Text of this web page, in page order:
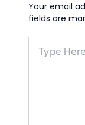
Your email
fields are
Here..